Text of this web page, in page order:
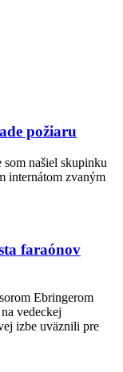
požiaru
som našiel skupinku
internátom zvaným
faraónov
Ebringerom
vedeckej
izbe uväznili pre